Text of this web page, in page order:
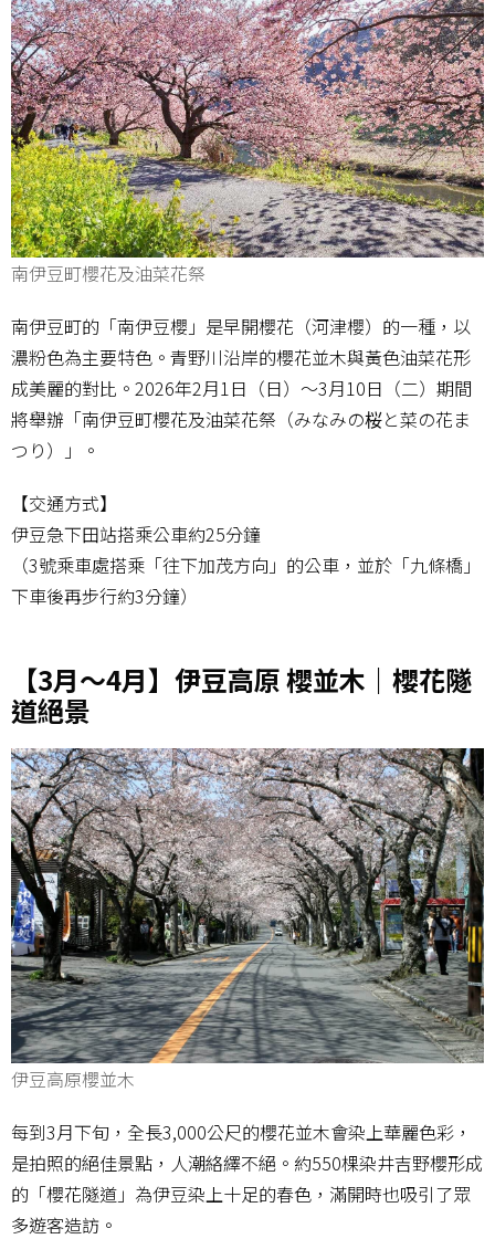
南伊豆町櫻花及油菜花祭
南伊豆町的「南伊豆櫻」是早開櫻花（河津櫻）的一種，以
濃粉色為主要特色。青野川沿岸的櫻花並木與黃色油菜花形
成美麗的對比。2026年2月1日（日）～3月10日（二）期間
將舉辦「南伊豆町櫻花及油菜花祭（みなみの桜と菜の花ま
つり）」。
【交通方式】
伊豆急下田站搭乘公車約25分鐘
（3號乘車處搭乘「往下加茂方向」的公車，並於「九條橋」
下車後再步行約3分鐘）
【3月～4月】伊豆高原 櫻並木｜櫻花隧
道絕景
伊豆高原櫻並木
每到3月下旬，全長3,000公尺的櫻花並木會染上華麗色彩，
是拍照的絕佳景點，人潮絡繹不絕。約550棵染井吉野櫻形成
的「櫻花隧道」為伊豆染上十足的春色，滿開時也吸引了眾
多遊客造訪。